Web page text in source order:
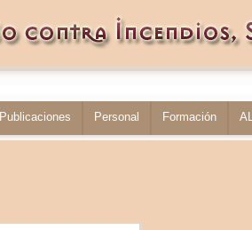
Publicaciones Personal Formación